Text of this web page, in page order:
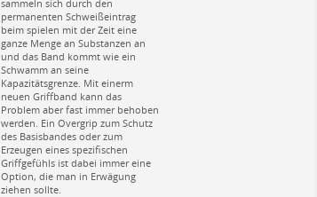
sammeln sich durch den
permanenten Schweißeintrag
beim spielen mit der Zeit eine
ganze Menge an Substanzen an
und das Band kommt wie ein
Schwamm an seine
Kapazitätsgrenze. Mit einerm
neuen Griffband kann das
Problem aber fast immer behoben
werden. Ein Overgrip zum Schutz
des Basisbandes oder zum
Erzeugen eines spezifischen
Griffgefühls ist dabei immer eine
Option, die man in Erwägung
ziehen sollte.